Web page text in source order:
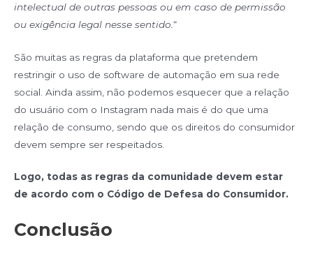
intelectual de outras pessoas ou em caso de permissão
ou exigência legal nesse sentido. “
São muitas as regras da plataforma que pretendem
restringir o uso de software de automação em sua rede
social. Ainda assim, não podemos esquecer que a relação
do usuário com o Instagram nada mais é do que uma
relação de consumo, sendo que os direitos do consumidor
devem sempre ser respeitados.
Logo, todas as regras da comunidade devem estar
de acordo com o Código de Defesa do Consumidor.
Conclusão